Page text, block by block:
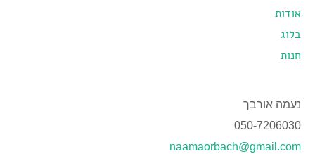
אודות
בלוג
חנות
נעמה אורבך
050-7206030
naamaorbach@gmail.com